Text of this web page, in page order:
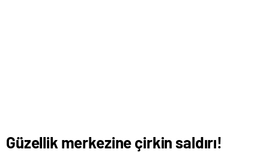
Güzellik merkezine çirkin saldırı!